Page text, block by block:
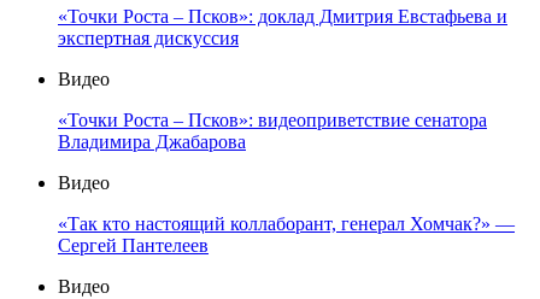
«Точки Роста – Псков»: доклад Дмитрия Евстафьева и
экспертная дискуссия
Видео
«Точки Роста – Псков»: видеоприветствие сенатора
Владимира Джабарова
Видео
«Так кто настоящий коллаборант, генерал Хомчак?» —
Сергей Пантелеев
Видео